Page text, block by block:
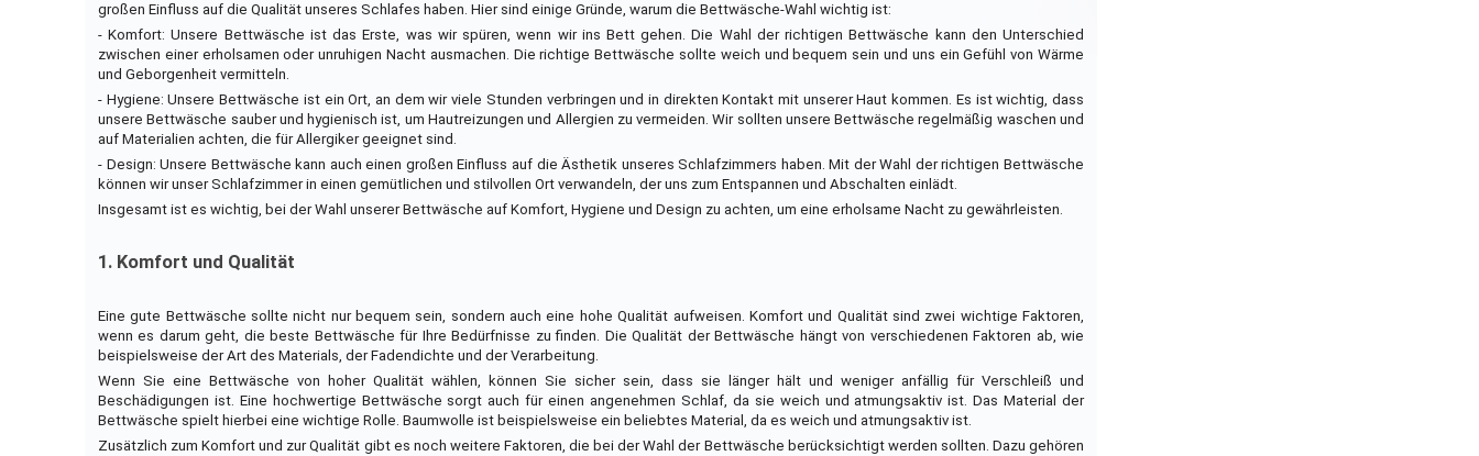
großen Einfluss auf die Qualität unseres Schlafes haben. Hier sind einige Gründe, warum die Bettwäsche-Wahl wichtig ist:
- Komfort: Unsere Bettwäsche ist das Erste, was wir spüren, wenn wir ins Bett gehen. Die Wahl der richtigen Bettwäsche kann den Unterschied
zwischen einer erholsamen oder unruhigen Nacht ausmachen. Die richtige Bettwäsche sollte weich und bequem sein und uns ein Gefühl von Wärme
und Geborgenheit vermitteln.
- Hygiene: Unsere Bettwäsche ist ein Ort, an dem wir viele Stunden verbringen und in direkten Kontakt mit unserer Haut kommen. Es ist wichtig, dass
unsere Bettwäsche sauber und hygienisch ist, um Hautreizungen und Allergien zu vermeiden. Wir sollten unsere Bettwäsche regelmäßig waschen und
auf Materialien achten, die für Allergiker geeignet sind.
- Design: Unsere Bettwäsche kann auch einen großen Einfluss auf die Ästhetik unseres Schlafzimmers haben. Mit der Wahl der richtigen Bettwäsche
können wir unser Schlafzimmer in einen gemütlichen und stilvollen Ort verwandeln, der uns zum Entspannen und Abschalten einlädt.
Insgesamt ist es wichtig, bei der Wahl unserer Bettwäsche auf Komfort, Hygiene und Design zu achten, um eine erholsame Nacht zu gewährleisten.
1. Komfort und Qualität
Eine gute Bettwäsche sollte nicht nur bequem sein, sondern auch eine hohe Qualität aufweisen. Komfort und Qualität sind zwei wichtige Faktoren,
wenn es darum geht, die beste Bettwäsche für Ihre Bedürfnisse zu finden. Die Qualität der Bettwäsche hängt von verschiedenen Faktoren ab, wie
beispielsweise der Art des Materials, der Fadendichte und der Verarbeitung.
Wenn Sie eine Bettwäsche von hoher Qualität wählen, können Sie sicher sein, dass sie länger hält und weniger anfällig für Verschleiß und
Beschädigungen ist. Eine hochwertige Bettwäsche sorgt auch für einen angenehmen Schlaf, da sie weich und atmungsaktiv ist. Das Material der
Bettwäsche spielt hierbei eine wichtige Rolle. Baumwolle ist beispielsweise ein beliebtes Material, da es weich und atmungsaktiv ist.
Zusätzlich zum Komfort und zur Qualität gibt es noch weitere Faktoren, die bei der Wahl der Bettwäsche berücksichtigt werden sollten. Dazu gehören